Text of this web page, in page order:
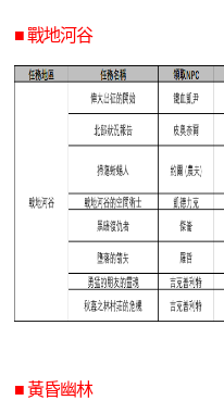
■ 戰地河谷
■ 黃昏幽林